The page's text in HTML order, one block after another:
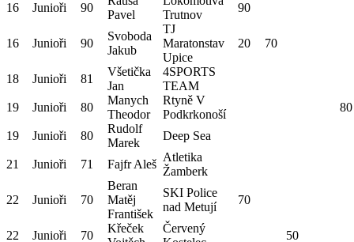
16 Junioři 90
Pavel
Trutnov
90
16 Junioři 90
Svoboda
Jakub
TJ
Maratonstav
Upice
20 70
18 Junioři 81
Všetička
Jan
4SPORTS
TEAM
19
Junioři 80
Manych
Theodor
Rtyně V
Podkrkonoší
80
19 Junioři 80
Rudolf
Marek
Deep Sea
21 Junioři 71 Fajfr Aleš
Atletika
Žamberk
22 Junioři 70
Beran
Matěj
František
SKI Police
nad Metují
70
22 Junioři 70
Křeček
Červený
50